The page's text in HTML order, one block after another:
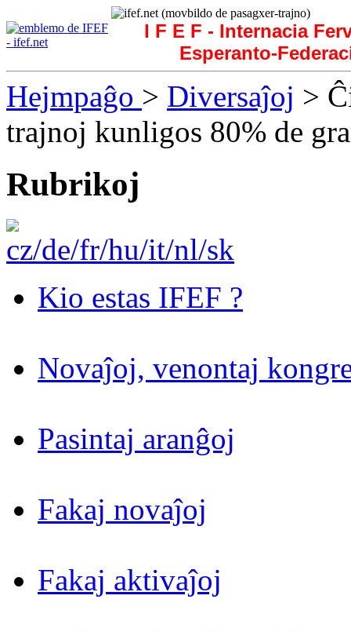
I F E F - Internacia
Esperanto-
Hejmpaĝo > Diversaĵoj >
trajnoj kunligos 80% de
Rubrikoj
Kio estas IFEF ?
Novaĵoj, venontaj
Pasintaj aranĝoj
Fakaj novaĵoj
Fakaj aktivaĵoj